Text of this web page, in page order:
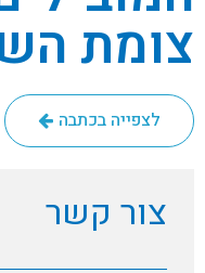
צומת
לצפייה בכתבה
צור קשר